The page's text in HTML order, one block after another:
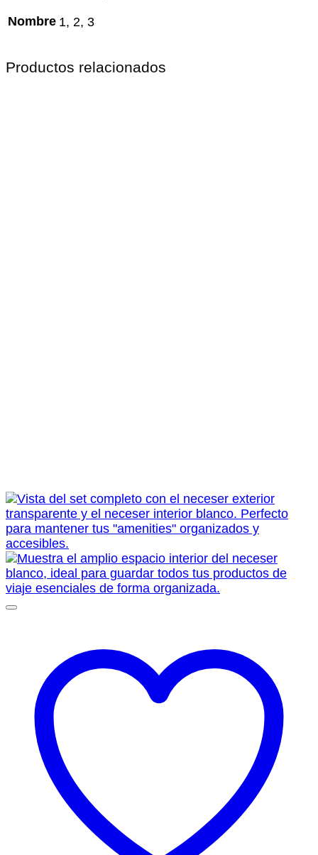
Nombre 1, 2, 3
Productos relacionados